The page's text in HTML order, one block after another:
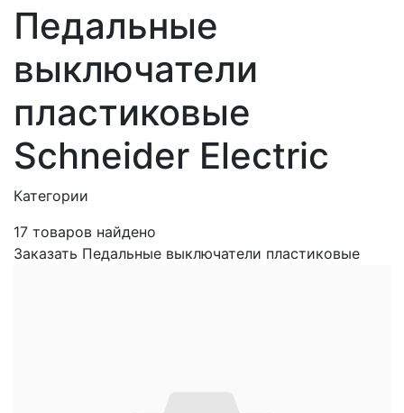
Педальные
выключатели
пластиковые
Schneider Electric
Категории
17 товаров найдено
Заказать Педальные выключатели пластиковые